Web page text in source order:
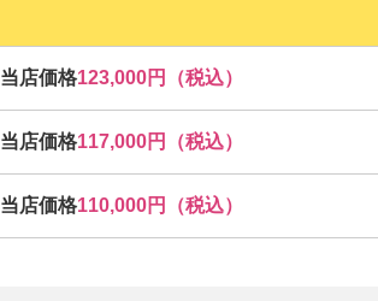
当店価格123,000円（税込）
当店価格117,000円（税込）
当店価格110,000円（税込）